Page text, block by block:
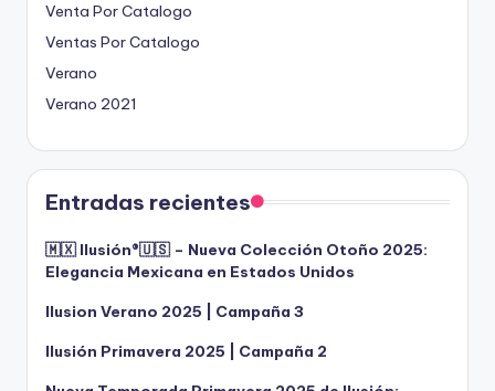
Venta Por Catalogo
Ventas Por Catalogo
Verano
Verano 2021
Entradas recientes
🇲🇽 Ilusión®️🇺🇸 – Nueva Colección Otoño 2025:
Elegancia Mexicana en Estados Unidos
Ilusion Verano 2025 | Campaña 3
Ilusión Primavera 2025 | Campaña 2